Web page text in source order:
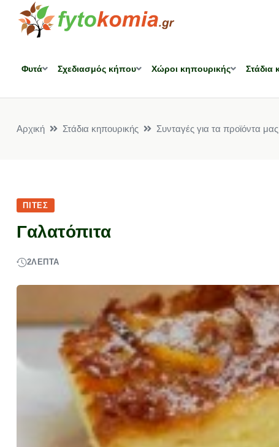
Φυτά Σχεδιασμός κήπου Χώροι κηπουρικής Στάδια
Αρχική Στάδια κηπουρικής Συνταγές για τα προϊόντα μας
ΠΊΤΕΣ
Γαλατόπιτα
2ΛΕΠΤΆ